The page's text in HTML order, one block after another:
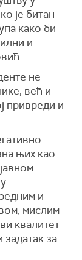
је битан
како би
и
не
већ и
привреди и
њих као
и
мислим
квалитет
задатак за